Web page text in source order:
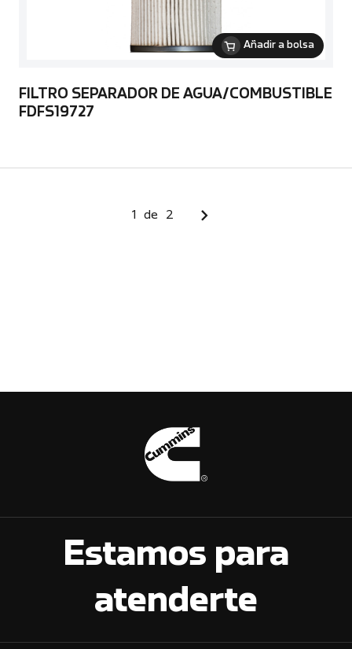
Añadir a bolsa
FILTRO SEPARADOR DE AGUA/COMBUSTIBLE
FDFS19727
1 de 2
Estamos para
atenderte